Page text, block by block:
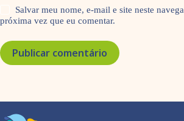
Salvar meu nome, e-mail e site neste
próxima vez que eu comentar.
Publicar comentário